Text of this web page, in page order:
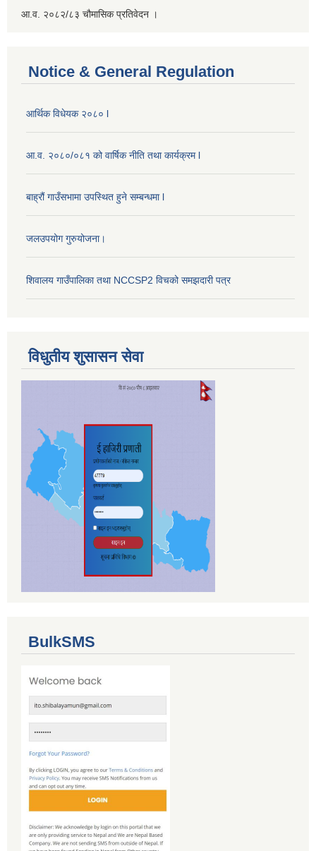
आ.व. २०८२/८३ चौमासिक प्रतिवेदन ।
Notice & General Regulation
आर्थिक विधेयक २०८० l
आ.व. २०८०/०८१ को वार्षिक नीति तथा कार्यक्रम l
बाह्रौं गाउँसभामा उपस्थित हुने सम्बन्धमा l
जलउपयोग गुरुयोजना।
शिवालय गाउँपालिका तथा NCCSP2 विचको समझदारी पत्र
विधुतीय शुसासन सेवा
BulkSMS